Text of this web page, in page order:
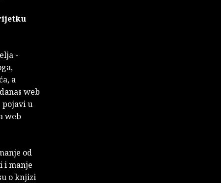
-
a
web
pojavi u
web
od
i manje
o knjizi